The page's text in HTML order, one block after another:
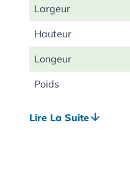
Largeur
Hauteur
Longeur
Poids
Lire La Suite